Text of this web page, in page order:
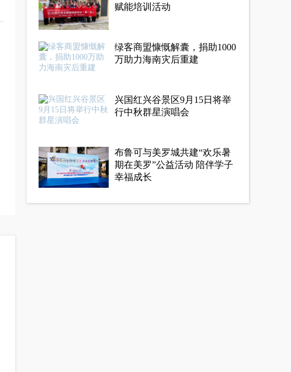
赋能培训活动
绿客商盟慷慨解囊，捐助1000
万助力海南灾后重建
兴国红兴谷景区9月15日将举
行中秋群星演唱会
布鲁可与美罗城共建“欢乐暑
期在美罗”公益活动 陪伴学子
幸福成长